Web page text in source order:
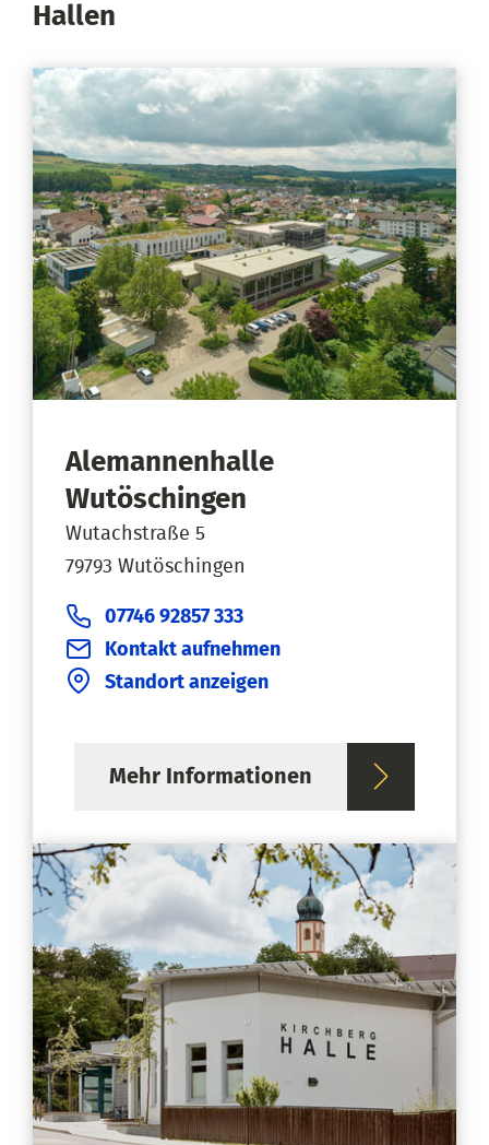
Hallen
Alemannenhalle
Wutöschingen
Wutachstraße 5
79793 Wutöschingen
07746 92857 333
Kontakt aufnehmen
Standort anzeigen
Mehr Informationen